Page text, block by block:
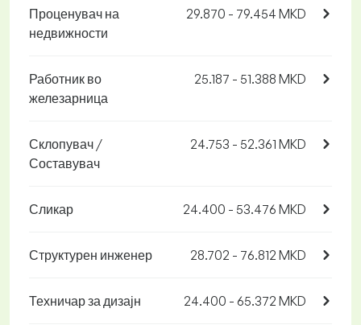
Проценувач на
недвижности
29.870 - 79.454 MKD
Работник во
железарница
25.187 - 51.388 MKD
Склопувач /
Составувач
24.753 - 52.361 MKD
Сликар 24.400 - 53.476 MKD
Структурен инженер 28.702 - 76.812 MKD
Техничар за дизајн 24.400 - 65.372 MKD